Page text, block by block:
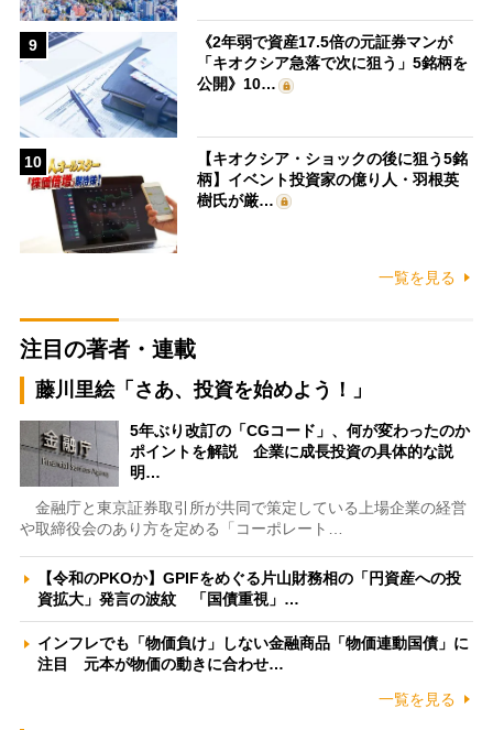
9
《2年弱で資産17.5倍の元証券マンが
「キオクシア急落で次に狙う」5銘柄を
公開》10…
10
【キオクシア・ショックの後に狙う5銘
柄】イベント投資家の億り人・羽根英
樹氏が厳…
一覧を見る
注目の著者・連載
藤川里絵「さあ、投資を始めよう！」
5年ぶり改訂の「CGコード」、何が変わったのか
ポイントを解説 企業に成長投資の具体的な説
明…
金融庁と東京証券取引所が共同で策定している上場企業の経営
や取締役会のあり方を定める「コーポレート…
【令和のPKOか】GPIFをめぐる片山財務相の「円資産への投
資拡大」発言の波紋 「国債重視」…
インフレでも「物価負け」しない金融商品「物価連動国債」に
注目 元本が物価の動きに合わせ…
一覧を見る